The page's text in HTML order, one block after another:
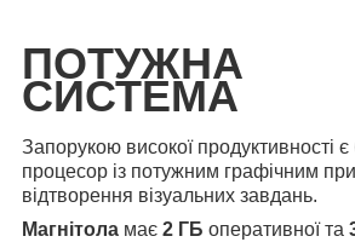
ПОТУЖНА
СИСТЕМА
Запорукою високої продуктивності
процесор із потужним графічним
відтворення візуальних завдань.
Магнітола має 2 ГБ оперативної та